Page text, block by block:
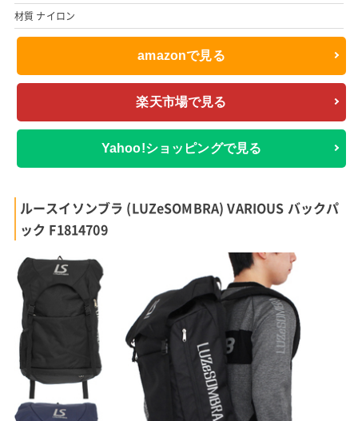
材質 ナイロン
amazonで見る
楽天市場で見る
Yahoo!ショッピングで見る
ルースイソンブラ (LUZeSOMBRA) VARIOUS バックパ
ック F1814709